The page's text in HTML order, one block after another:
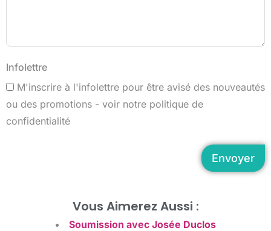
Infolettre
M'inscrire à l'infolettre pour être avisé des nouveautés
ou des promotions - voir notre politique de
confidentialité
Envoyer
Vous Aimerez Aussi :
Soumission avec Josée Duclos